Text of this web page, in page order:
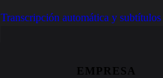
Transcripción automática y
EMPRESA